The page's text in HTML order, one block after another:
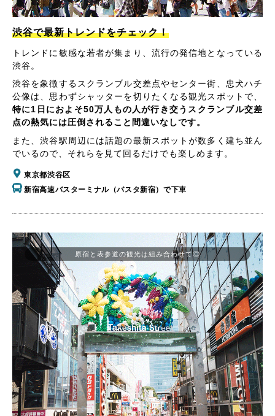
渋谷で最新トレンドをチェック！
トレンドに敏感な若者が集まり、流行の発信地となっている
渋谷。
渋谷を象徴するスクランブル交差点やセンター街、忠犬ハチ
公像は、思わずシャッターを切りたくなる観光スポットで、
特に1日におよそ50万人もの人が行き交うスクランブル交差
点の熱気には圧倒されること間違いなしです。
また、渋谷駅周辺には話題の最新スポットが数多く建ち並ん
でいるので、それらを見て回るだけでも楽しめます。
東京都渋谷区
新宿高速バスターミナル（バスタ新宿）で下車
原宿と表参道の観光は組み合わせて◎